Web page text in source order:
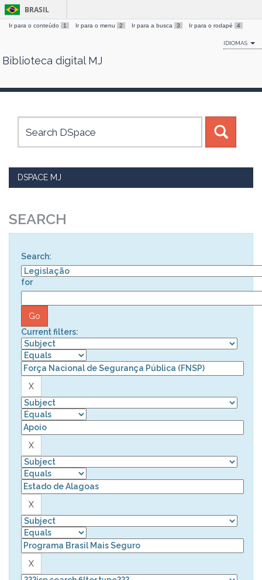
Skip
BRASIL
Ir para o conteúdo 1 Ir para o menu 2 Ir para a busca 3 Ir para o rodapé 4
IDIOMAS
Biblioteca digital MJ
DSPACE MJ
SEARCH
Search:
for
Current filters: